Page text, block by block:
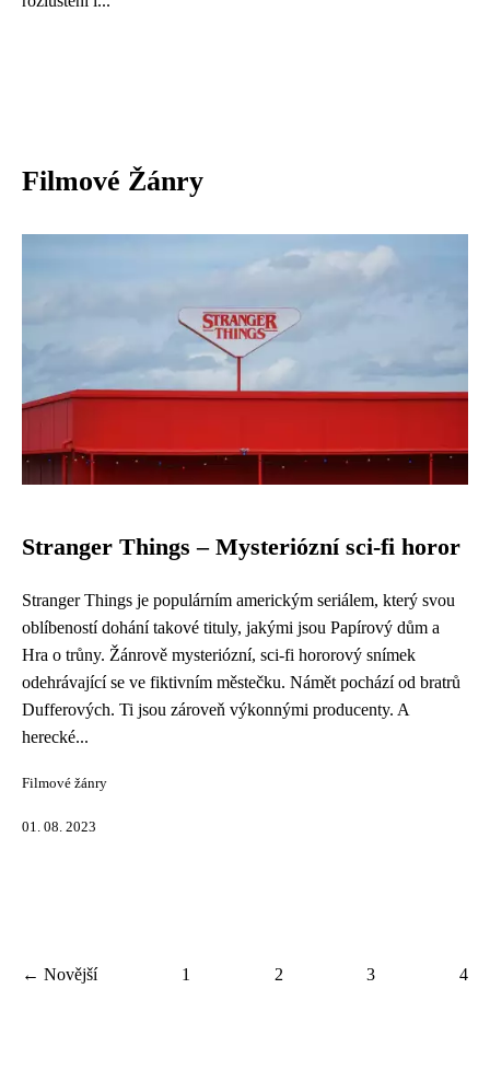
Filmové Žánry
Stranger Things – Mysteriózní sci-fi horor
Stranger Things je populárním americkým seriálem, který svou
oblíbeností dohání takové tituly, jakými jsou Papírový dům a
Hra o trůny. Žánrově mysteriózní, sci-fi hororový snímek
odehrávající se ve fiktivním městečku. Námět pochází od bratrů
Dufferových. Ti jsou zároveň výkonnými producenty. A
herecké...
Filmové žánry
01. 08. 2023
← Novější 1 2 3 4